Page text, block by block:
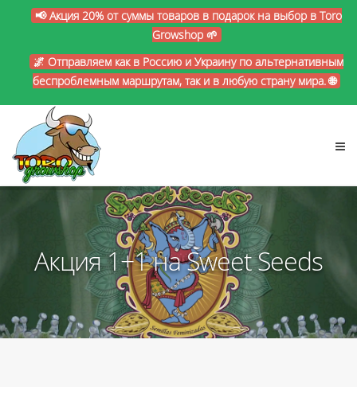
📢 Акция 20% от суммы товаров в подарок на выбор в Toro
Growshop 🌱
🌌 Отправляем как в Россию и Украину по альтернативным
беспроблемным маршрутам, так и в любую страну мира. 🌐
Акция 1+1 на Sweet Seeds